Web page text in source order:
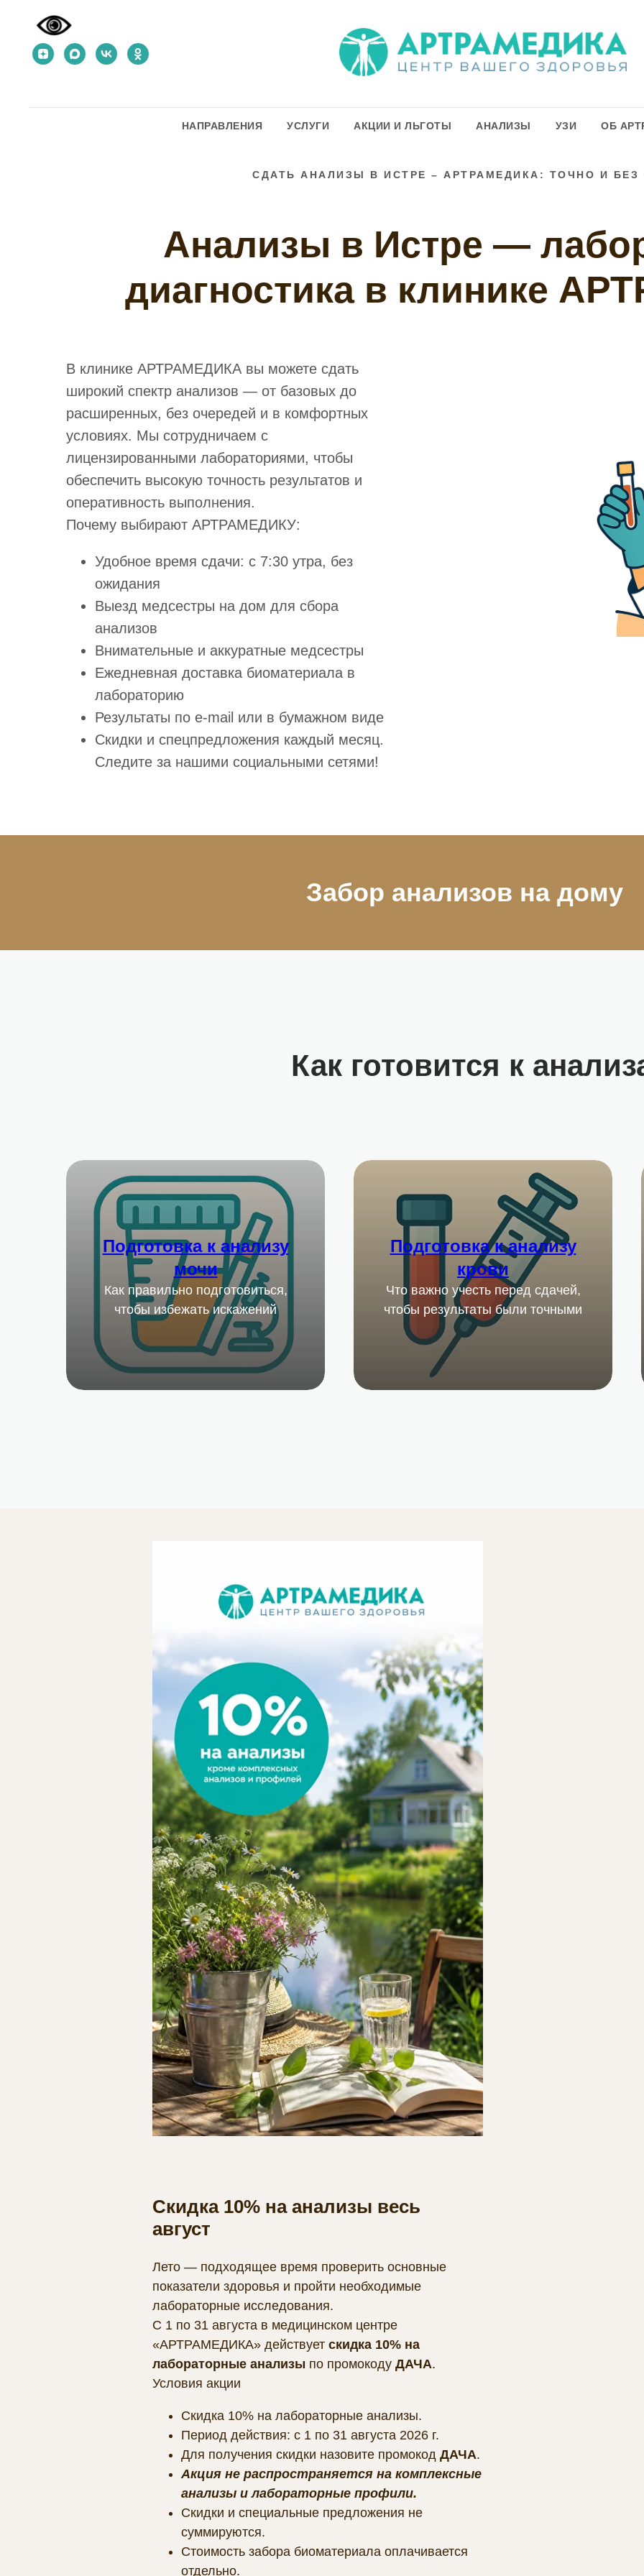
НАПРАВЛЕНИЯ УСЛУГИ АКЦИИ И ЛЬГОТЫ АНАЛИЗЫ УЗИ ОБ
СДАТЬ АНАЛИЗЫ В ИСТРЕ – АРТРАМЕДИКА: ТОЧНО И БЕЗ
Анализы в Истре —
диагностика в клинике
В клинике АРТРАМЕДИКА вы можете сдать
широкий спектр анализов — от базовых до
расширенных, без очередей и в комфортных
условиях. Мы сотрудничаем с
лицензированными лабораториями, чтобы
обеспечить высокую точность результатов и
оперативность выполнения.
Почему выбирают АРТРАМЕДИКУ:
Удобное время сдачи: с 7:30 утра, без
ожидания
Выезд медсестры на дом для сбора
анализов
Внимательные и аккуратные медсестры
Ежедневная доставка биоматериала в
лабораторию
Результаты по e-mail или в бумажном виде
Скидки и спецпредложения каждый месяц.
Следите за нашими социальными сетями!
Забор анализов на дому
Как готовится к
Подготовка к анализу
мочи
Как правильно подготовиться,
чтобы избежать искажений
Узнать больше
Подготовка к анализу
крови
Что важно учесть перед сдачей,
чтобы результаты были точными
Подробнее
Скидка 10% на анализы весь
август
Лето — подходящее время проверить основные
показатели здоровья и пройти необходимые
лабораторные исследования.
С 1 по 31 августа в медицинском центре
«АРТРАМЕДИКА» действует скидка 10% на
лабораторные анализы по промокоду ДАЧА.
Условия акции
Скидка 10% на лабораторные анализы.
Период действия: с 1 по 31 августа 2026 г.
Для получения скидки назовите промокод ДАЧА.
Акция не распространяется на комплексные
анализы и лабораторные профили.
Скидки и специальные предложения не
суммируются.
Стоимость забора биоматериала оплачивается
отдельно.